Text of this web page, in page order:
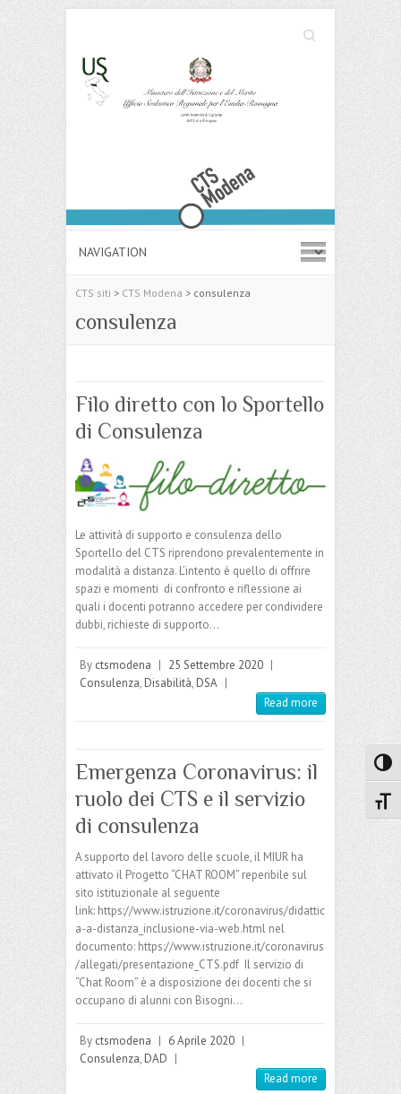
Search
Cerca
CTS siti > CTS Modena > consulenza
consulenza
Filo diretto con lo Sportello
di Consulenza
Le attività di supporto e consulenza dello
Sportello del CTS riprendono prevalentemente in
modalità a distanza. L’intento è quello di offrire
spazi e momenti di confronto e riflessione ai
quali i docenti potranno accedere per condividere
dubbi, richieste di supporto…
By ctsmodena | 25 Settembre 2020 |
Consulenza, Disabilità, DSA |
Read more
Emergenza Coronavirus: il
ruolo dei CTS e il servizio
di consulenza
A supporto del lavoro delle scuole, il MIUR ha
attivato il Progetto “CHAT ROOM” reperibile sul
sito istituzionale al seguente
link: https://www.istruzione.it/coronavirus/didattic
a-a-distanza_inclusione-via-web.html nel
documento: https://www.istruzione.it/coronavirus
/allegati/presentazione_CTS.pdf Il servizio di
“Chat Room” è a disposizione dei docenti che si
occupano di alunni con Bisogni…
By ctsmodena | 6 Aprile 2020 |
Consulenza, DAD |
Read more